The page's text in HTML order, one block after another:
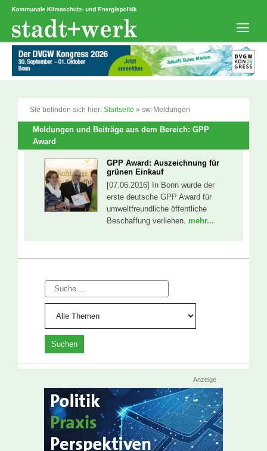
Zum
springen
Sie befinden sich hier: Startseite » sw-Meldungen
Meldungen und Beiträge aus dem Bereich: GPP
Award
GPP Award: Auszeichnung für
grünen Einkauf
[07.06.2016] In Bonn wurde der
erste deutsche GPP Award für
umweltfreundliche öffentliche
Beschaffung verliehen. mehr...
Suche
Anzeige